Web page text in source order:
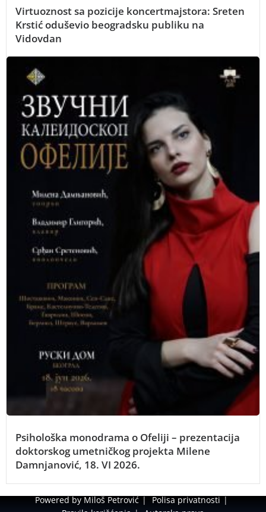
Virtuoznost sa pozicije koncertmajstora: Sreten
Krstić oduševio beogradsku publiku na
Vidovdan
Psihološka monodrama o Ofeliji – prezentacija
doktorskog umetničkog projekta Milene
Damnjanović, 18. VI 2026.
Powered by Miloš Petrović
Polisa privatnosti